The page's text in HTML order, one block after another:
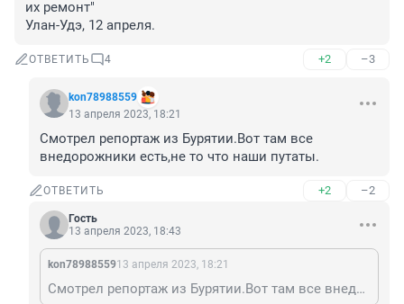
их ремонт"
Улан-Удэ, 12 апреля.
ОТВЕТИТЬ 4 +2 –3
kon78988559
13 апреля 2023, 18:21
Смотрел репортаж из Бурятии.Вот там все
внедорожники есть,не то что наши путаты.
ОТВЕТИТЬ +2 –2
Гость
13 апреля 2023, 18:43
kon7898855913 апреля 2023, 18:21
Смотрел репортаж из Бурятии.Вот там все внедорожники есть,не то что наши путаты.